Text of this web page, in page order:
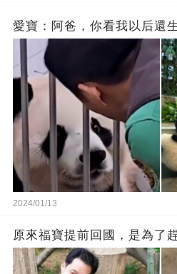
愛寶：阿爸，你看我以后還
2024/01/13
原來福寶提前回國，是為了